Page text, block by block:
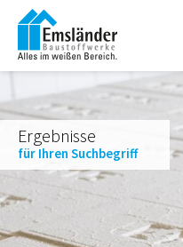
Ergebnisse
für Ihren Suchbegriff